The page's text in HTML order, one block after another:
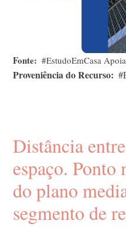
Fonte #EstudoEmCasa Apoia
Proveniência do Recurso
Distância
espaço. Ponto
do plano
segmento de